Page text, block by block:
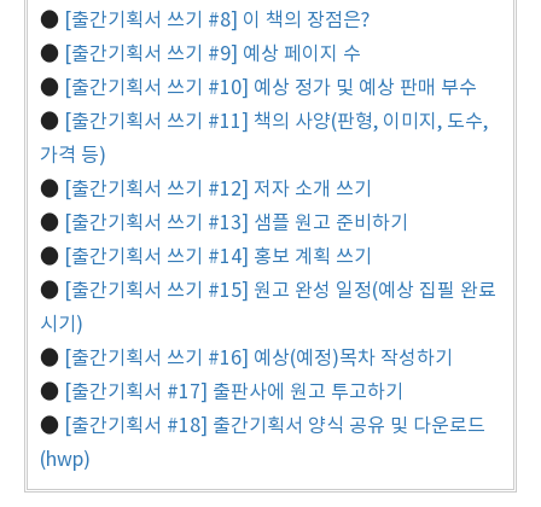
● [출간기획서 쓰기 #8] 이 책의 장점은?
● [출간기획서 쓰기 #9] 예상 페이지 수
● [출간기획서 쓰기 #10] 예상 정가 및 예상 판매 부수
● [출간기획서 쓰기 #11] 책의 사양(판형, 이미지, 도수,
가격 등)
● [출간기획서 쓰기 #12] 저자 소개 쓰기
● [출간기획서 쓰기 #13] 샘플 원고 준비하기
● [출간기획서 쓰기 #14] 홍보 계획 쓰기
● [출간기획서 쓰기 #15] 원고 완성 일정(예상 집필 완료
시기)
● [출간기획서 쓰기 #16] 예상(예정)목차 작성하기
● [출간기획서 #17] 출판사에 원고 투고하기
● [출간기획서 #18] 출간기획서 양식 공유 및 다운로드
(hwp)